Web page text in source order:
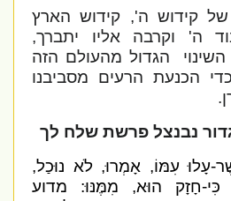
קידוש ה', קידוש הארץ
ה' וקרבה אליו יתברך,
הגדול מהעולם הזה
הכנעת הרעים מסביבנו
נבנצל פרשת שלח לך
עִמּוֹ, אָמְרוּ, לֹא נוּכַל,
חָזָק הוּא, מִמֶּנּוּ: מדוע